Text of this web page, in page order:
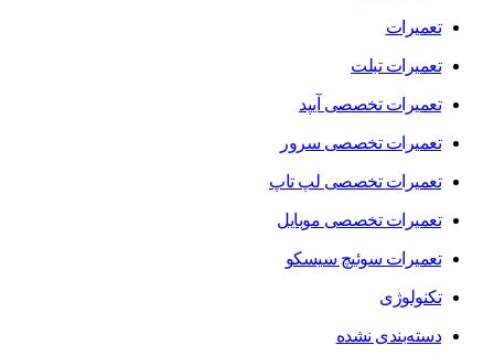
تعمیرات
تعمیرات تبلت
تعمیرات تخصصی آیپد
تعمیرات تخصصی سرور
تعمیرات تخصصی لپ تاپ
تعمیرات تخصصی موبایل
تعمیرات سوئیچ سیسکو
تکنولوژی
دسته‌بندی نشده